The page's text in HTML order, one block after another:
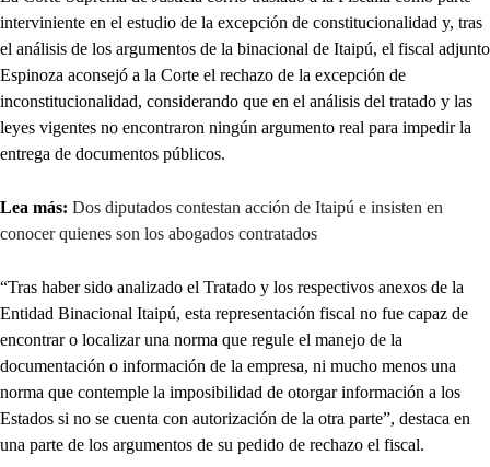
interviniente en el estudio de la excepción de constitucionalidad y, tras
el análisis de los argumentos de la binacional de Itaipú, el fiscal adjunto
Espinoza aconsejó a la Corte el rechazo de la excepción de
inconstitucionalidad, considerando que en el análisis del tratado y las
leyes vigentes no encontraron ningún argumento real para impedir la
entrega de documentos públicos.
Lea más: Dos diputados contestan acción de Itaipú e insisten en
conocer quienes son los abogados contratados
“Tras haber sido analizado el Tratado y los respectivos anexos de la
Entidad Binacional Itaipú, esta representación fiscal no fue capaz de
encontrar o localizar una norma que regule el manejo de la
documentación o información de la empresa, ni mucho menos una
norma que contemple la imposibilidad de otorgar información a los
Estados si no se cuenta con autorización de la otra parte”, destaca en
una parte de los argumentos de su pedido de rechazo el fiscal.